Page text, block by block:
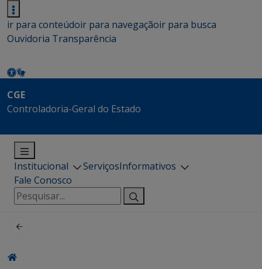
ir para conteúdoir para navegaçãoir para busca
Ouvidoria Transparência
CGE
Controladoria-Geral do Estado
Institucional ServiçosInformativos
Fale Conosco
Pesquisar
por: